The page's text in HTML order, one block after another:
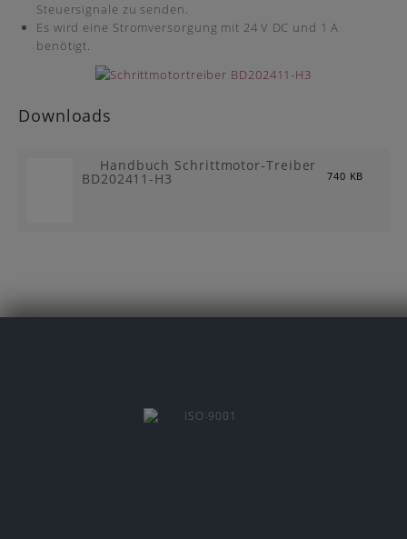
Steuersignale zu senden.
Es wird eine Stromversorgung mit 24 V DC und 1 A
benötigt.
Downloads
Handbuch Schrittmotor-Treiber
BD202411-H3 740 KB